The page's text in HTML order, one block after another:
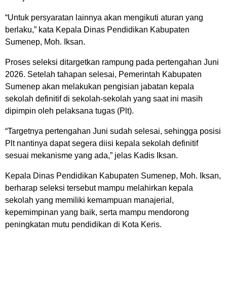
“Untuk persyaratan lainnya akan mengikuti aturan yang
berlaku,” kata Kepala Dinas Pendidikan Kabupaten
Sumenep, Moh. Iksan.
Proses seleksi ditargetkan rampung pada pertengahan Juni
2026. Setelah tahapan selesai, Pemerintah Kabupaten
Sumenep akan melakukan pengisian jabatan kepala
sekolah definitif di sekolah-sekolah yang saat ini masih
dipimpin oleh pelaksana tugas (Plt).
“Targetnya pertengahan Juni sudah selesai, sehingga posisi
Plt nantinya dapat segera diisi kepala sekolah definitif
sesuai mekanisme yang ada,” jelas Kadis Iksan.
Kepala Dinas Pendidikan Kabupaten Sumenep, Moh. Iksan,
berharap seleksi tersebut mampu melahirkan kepala
sekolah yang memiliki kemampuan manajerial,
kepemimpinan yang baik, serta mampu mendorong
peningkatan mutu pendidikan di Kota Keris.